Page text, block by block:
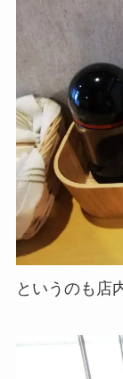
というのも店